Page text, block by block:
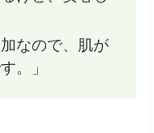
なので、肌が
。」